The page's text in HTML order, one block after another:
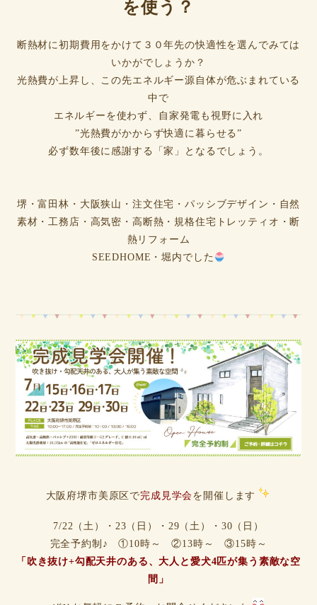
を使う？
断熱材に初期費用をかけて３０年先の快適性を選んでみては
いかがでしょうか？
光熱費が上昇し、この先エネルギー源自体が危ぶまれている
中で
エネルギーを使わず、自家発電も視野に入れ
”光熱費がかからず快適に暮らせる”
必ず数年後に感謝する「家」となるでしょう。
堺・富田林・大阪狭山・注文住宅・パッシブデザイン・自然
素材・工務店・高気密・高断熱・規格住宅トレッティオ・断
熱リフォーム
SEEDHOME・堀内でした
大阪府堺市美原区で完成見学会を開催します
7/22（土）・23（日）・29（土）・30（日）
完全予約制♪ ①10時～ ②13時～ ③15時～
「吹き抜け+勾配天井のある、大人と愛犬4匹が集う素敵な空
間」